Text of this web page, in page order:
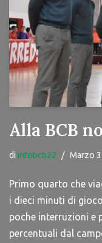
Alla BCB
di infobcb22 Marzo
Primo quarto che
i dieci minuti di
poche interruzioni e
percentuali dal